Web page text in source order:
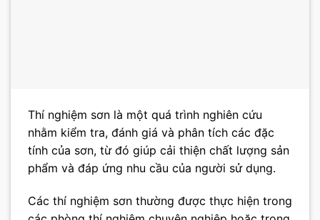
Thí nghiệm sơn là một quá trình nghiên cứu
nhằm kiểm tra, đánh giá và phân tích các đặc
tính của sơn, từ đó giúp cải thiện chất lượng sản
phẩm và đáp ứng nhu cầu của người sử dụng.
Các thí nghiệm sơn thường được thực hiện trong